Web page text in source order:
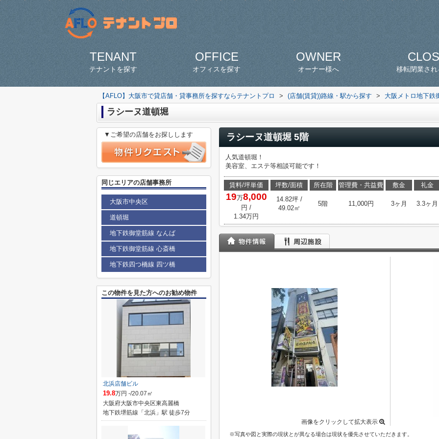
TENANT
テナントを探す
OFFICE
オフィスを探す
OWNER
オーナー様へ 移転閉業さ
【AFLO】大阪市で貸店舗・貸事務所を探すならテナントプロ > (店舗(賃貸))路線・駅から探す > 大阪メトロ地下鉄
ラシーヌ道頓堀
ラシーヌ道頓堀 5階
人気道頓堀！
美容室、エステ等相談可能です！
賃料/坪単価
19万8,000
円 /
1.34万円
坪数/面積
14.82坪 /
49.02㎡
所在階
5階
管理費・共益費
11,000円
敷金
3ヶ月
礼金
3.3ヶ月
画像をクリックして拡大表示
※写真や図と実際の現状とが異なる場合は現状を優先させていただきます。
▼ご希望の店舗をお探しします
同じエリアの店舗事務所
大阪市中央区
道頓堀
地下鉄御堂筋線 なんば
地下鉄御堂筋線 心斎橋
地下鉄四つ橋線 四ツ橋
この物件を見た方へのお勧め物件
北浜店舗ビル
19.8万円 -/20.07㎡
大阪府大阪市中央区東高麗橋
地下鉄堺筋線「北浜」駅 徒歩7分